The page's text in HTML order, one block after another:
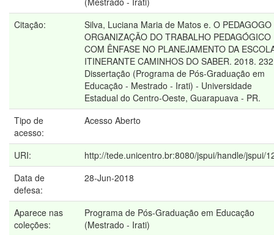
Citação:
Silva, Luciana Maria de Matos e. O PEDAGOGO
ORGANIZAÇÃO DO TRABALHO PEDAGÓGICO
COM ÊNFASE NO PLANEJAMENTO DA
ITINERANTE CAMINHOS DO SABER. 2018.
Dissertação (Programa de Pós-Graduação em
Educação - Mestrado - Irati) - Universidade
Estadual do Centro-Oeste, Guarapuava - PR.
Tipo de
acesso:
Acesso Aberto
URI:
http://tede.unicentro.br:8080/jspui/handle/jspui/
Data de
defesa:
28-Jun-2018
Aparece nas
coleções:
Programa de Pós-Graduação em Educação
(Mestrado - Irati)